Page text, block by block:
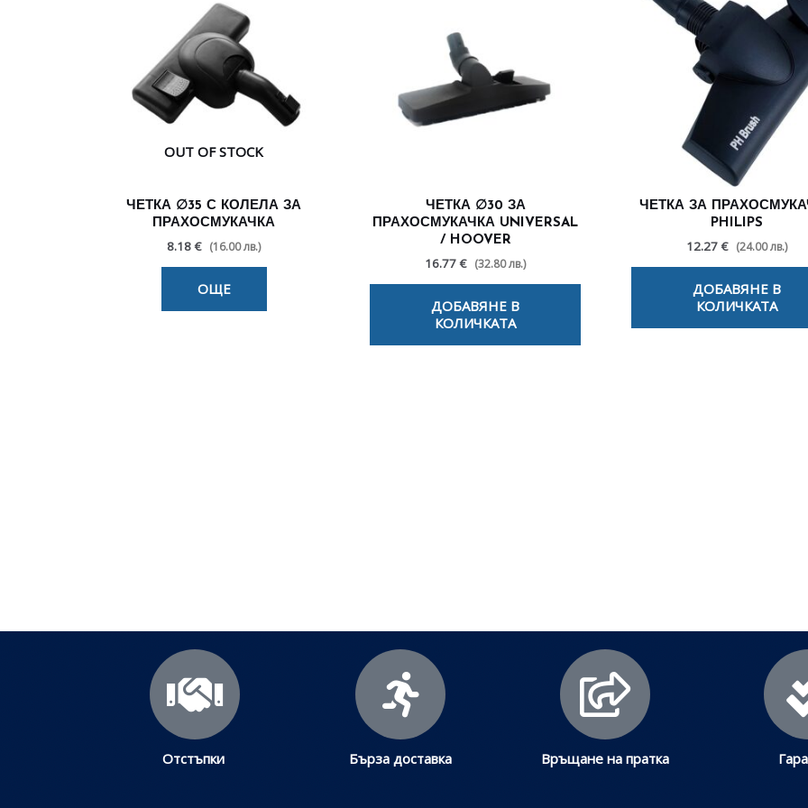
OUT OF STOCK
ЧЕТКА ∅35 С КОЛЕЛА ЗА
ПРАХОСМУКАЧКА
8.18 € (16.00 лв.)
ОЩЕ
ЧЕТКА ∅30 ЗА
ПРАХОСМУКАЧКА UNIVERSAL
/ HOOVER
16.77 € (32.80 лв.)
ДОБАВЯНЕ В
КОЛИЧКАТА
ЧЕТКА ЗА
PHILIPS
12.27 € (24.00 лв.)
ДОБАВЯНЕ В
КОЛИЧКАТА
Отстъпки Бърза доставка Връщане на пратка